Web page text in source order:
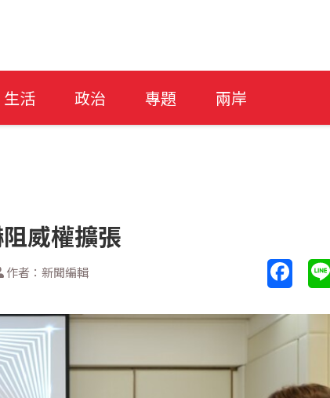
生活 政治 專題 兩岸
威權擴張
作者：新聞編輯